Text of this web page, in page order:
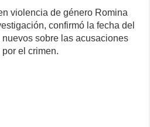
k
violencia de género Romina
confirmó la fecha del
sobre las acusaciones
el crimen.